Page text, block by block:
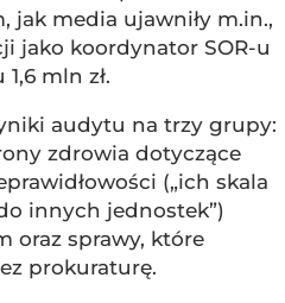
jak media ujawniły m.in.,
jako koordynator SOR-u
mln zł.
audytu na trzy grupy:
zdrowia dotyczące
(„ich skala
innych jednostek”)
oraz sprawy, które
prokuraturę.